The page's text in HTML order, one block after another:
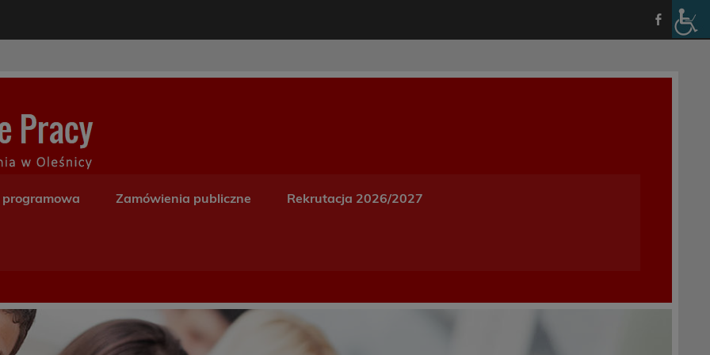
Zamówienia publiczne Rekrutacja 2026/2027